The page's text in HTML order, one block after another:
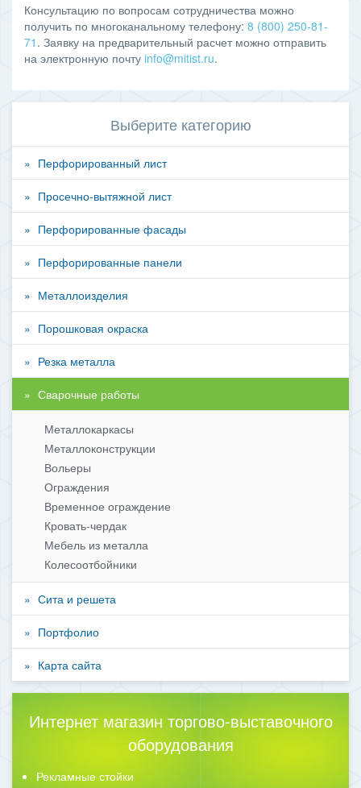
Консультацию по вопросам сотрудничества можно
получить по многоканальному телефону: 8 (800) 250-81-
71 . Заявку на предварительный расчет можно отправить
на электронную почту info@mitist.ru.
Выберите категорию
Перфорированный лист
Просечно-вытяжной лист
Перфорированные фасады
Перфорированные панели
Металлоизделия
Порошковая окраска
Резка металла
Сварочные работы
Металлокаркасы
Металлоконструкции
Вольеры
Ограждения
Временное ограждение
Кровать-чердак
Мебель из металла
Колесоотбойники
Сита и решета
Портфолио
Карта сайта
Интернет магазин торгово-выставочного
оборудования
Рекламные стойки